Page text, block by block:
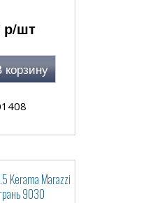
р/шт
корзину
Kerama Marazzi
9030